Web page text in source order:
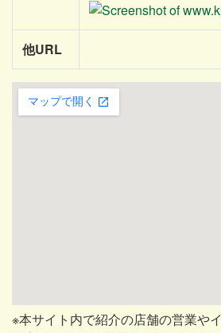
他URL
※本サイト内で紹介の店舗の営業や